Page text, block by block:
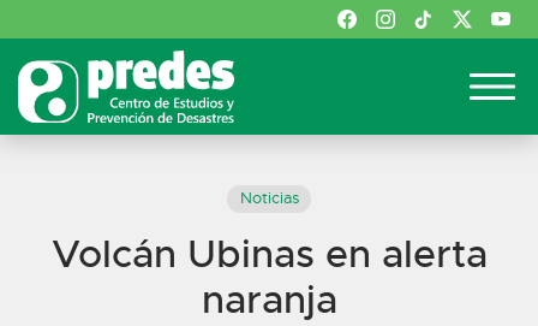
Noticias
Volcán Ubinas en alerta
naranja